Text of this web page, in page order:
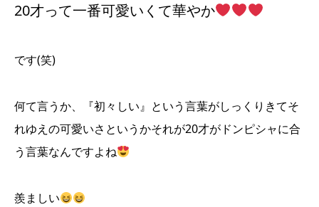
20才って一番可愛いくて華やか
です(笑)
何て言うか、『初々しい』という言葉がしっくりきてそ
れゆえの可愛いさというかそれが20才がドンピシャに合
う言葉なんですよね
羨ましい